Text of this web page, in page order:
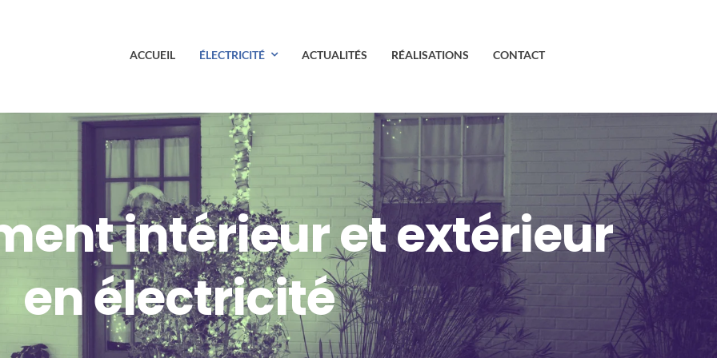
ACCUEIL ÉLECTRICITÉ ACTUALITÉS RÉALISATIONS CONTACT
intérieur et extérieur
en électricité